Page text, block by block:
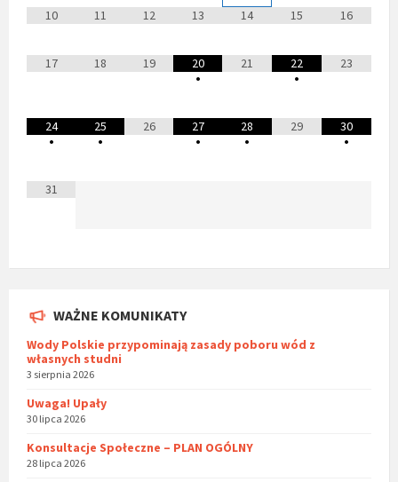
10 11 12 13 14 15 16
17 18 19
20
•
21
22
•
23
24
•
25
•
26
27
•
28
•
29
30
•
31
WAŻNE KOMUNIKATY
Wody Polskie przypominają zasady poboru wód z
własnych studni
3 sierpnia 2026
Uwaga! Upały
30 lipca 2026
Konsultacje Społeczne – PLAN OGÓLNY
28 lipca 2026